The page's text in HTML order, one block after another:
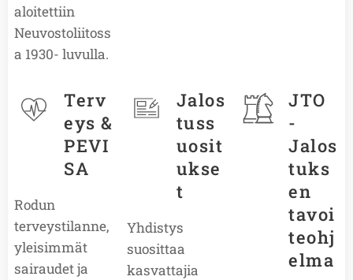
aloitettiin
Neuvostoliitoss
a 1930- luvulla.
Terv
eys &
PEVI
SA
Rodun
terveystilanne,
yleisimmät
sairaudet ja
Jalos
tuss
uosit
ukse
t
Yhdistys
suosittaa
kasvattajia
JTO
-
Jalos
tuks
en
tavoi
teohj
elma